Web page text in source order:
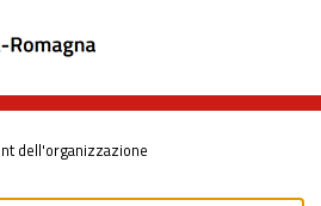
dell'organizzazione